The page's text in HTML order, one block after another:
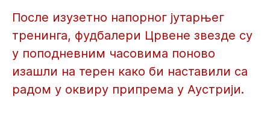
После изузетно напорног јутарњег
тренинга, фудбалери Црвене звезде су
у поподневним часовима поново
изашли на терен како би наставили са
радом у оквиру припрема у Аустрији.